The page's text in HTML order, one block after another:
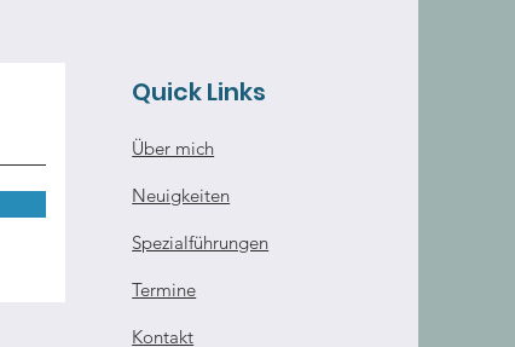
Quick Links
Über mich
Neuigkeiten
Spezialführungen
Termine
Kontakt